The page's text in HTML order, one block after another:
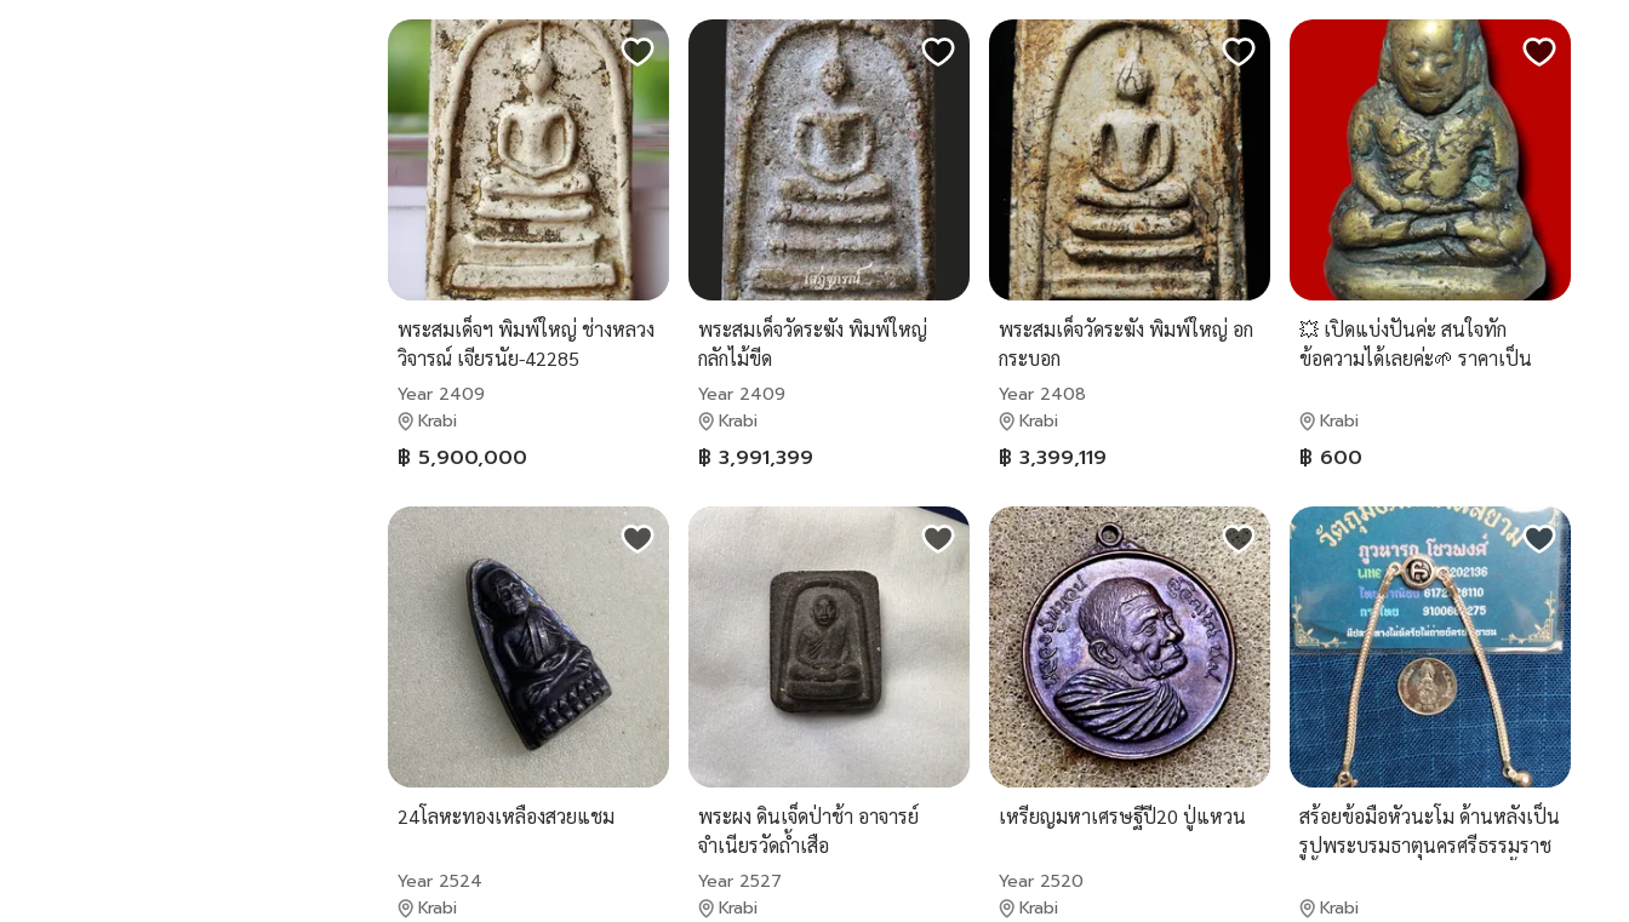
พระสมเด็จฯ พิมพ์ใหญ่ ช่างหลวง
วิจารณ์ เจียรนัย-42285
Year 2409
Krabi
฿ 5,900,000
พระสมเด็จวัดระฆัง พิมพ์ใหญ่
กลักไม้ขีด
Year 2409
Krabi
฿ 3,991,399
พระสมเด็จวัดระฆัง พิมพ์ใหญ่ อก
กระบอก
Year 2408
Krabi
฿ 3,399,119
💥 เปิดแบ่งปันค่ะ สนใจทัก
ข้อความได้เลยค่ะ🌱 ราคาเป็น
Krabi
฿ 600
24โลหะทองเหลืองสวยแชม
Year 2524
Krabi
พระผง ดินเจ็ดป่าช้า อาจารย์
จำเนียรวัดถ้ำเสือ
Year 2527
Krabi
เหรียญมหาเศรษฐีปี20 ปู่แหวน
Year 2520
Krabi
สร้อยข้อมือหัวนะโม ด้านหลังเป็น
รูปพระบรมธาตุนครศรีธรรมราช
Krabi